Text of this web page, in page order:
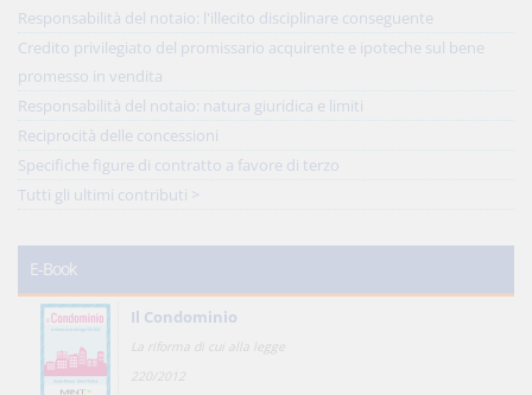
Responsabilità del notaio: l'illecito disciplinare conseguente
Credito privilegiato del promissario acquirente e ipoteche sul bene
promesso in vendita
Responsabilità del notaio: natura giuridica e limiti
Reciprocità delle concessioni
Specifiche figure di contratto a favore di terzo
Tutti gli ultimi contributi >
E-Book
Il Condominio
La riforma di cui alla legge
220/2012